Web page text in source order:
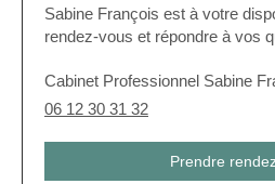
Sabine François est à votre
rendez-vous et répondre à vos
Cabinet Professionnel Sabine
06 12 30 31 32
Prendre